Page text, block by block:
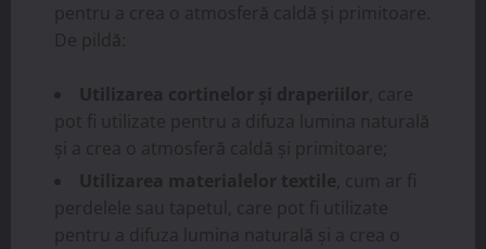
pentru a crea o atmosferă caldă și primitoare.
De pildă:
Utilizarea cortinelor și draperiilor, care
pot fi utilizate pentru a difuza lumina naturală
și a crea o atmosferă caldă și primitoare;
Utilizarea materialelor textile, cum ar fi
perdelele sau tapetul, care pot fi utilizate
pentru a difuza lumina naturală și a crea o